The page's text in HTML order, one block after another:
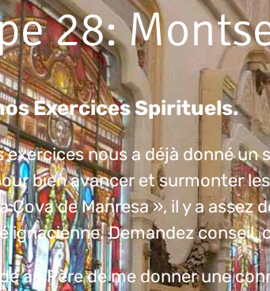
28:
Exercices Spirituels.
nous a déjà donné un
bien avancer et surmonter
Cova de Manresa », il y a
ignacienne. Demandez conseil,
au Père de me donner une